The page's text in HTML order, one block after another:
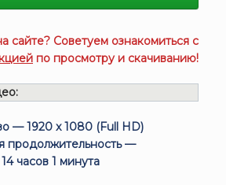
сайте? Советуем ознакомиться с
по просмотру и скачиванию!
— 1920 x 1080 (Full HD)
продолжительность —
14 часов 1 минута